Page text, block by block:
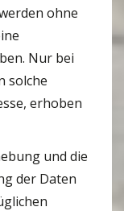
ohne
Nur bei
solche
erhoben
und die
der Daten